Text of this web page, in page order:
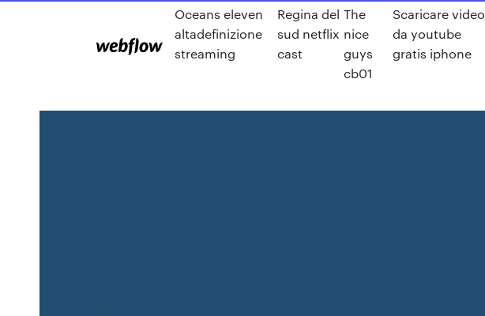
Oceans eleven
altadefinizione
streaming
Regina del
sud netflix
cast
The
nice
guys
cb01
Scaricare video
da youtube
gratis iphone